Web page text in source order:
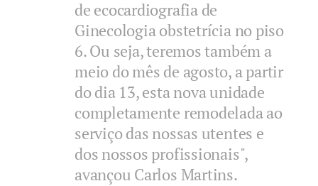
de ecocardiografia de
Ginecologia obstetrícia no piso
6. Ou seja, teremos também a
meio do mês de agosto, a partir
do dia 13, esta nova unidade
completamente remodelada ao
serviço das nossas utentes e
dos nossos profissionais",
avançou Carlos Martins.